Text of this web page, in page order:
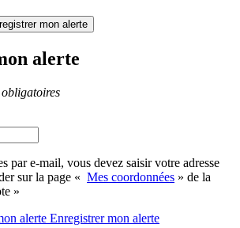
mon alerte
alerte
obligatoires
par e-mail, vous devez saisir votre adresse
sur la page « Mes coordonnées » de la
»
alerte Enregistrermon alerte